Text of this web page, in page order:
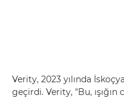
Verity, 2023 yılında
geçirdi. Verity, "Bu,